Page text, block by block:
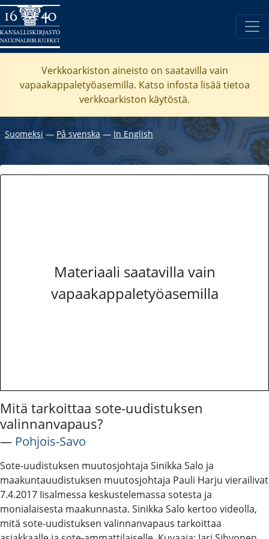
Verkkoarkiston aineisto on saatavilla vain
vapaakappaletyöasemilla. Katso infosta lisää tietoa
verkkoarkiston käytöstä.
Suomeksi ― På svenska ― In English
Materiaali saatavilla vain
vapaakappaletyöasemilla
Mitä tarkoittaa sote-uudistuksen
valinnanvapaus?
― Pohjois-Savo
Sote-uudistuksen muutosjohtaja Sinikka Salo ja
maakuntauudistuksen muutosjohtaja Pauli Harju vierailivat
7.4.2017 Iisalmessa keskustelemassa sotesta ja
monialaisesta maakunnasta. Sinikka Salo kertoo videolla,
mitä sote-uudistuksen valinnanvapaus tarkoittaa